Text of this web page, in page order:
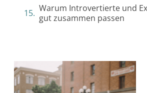
Warum Introvertierte und
gut zusammen passen